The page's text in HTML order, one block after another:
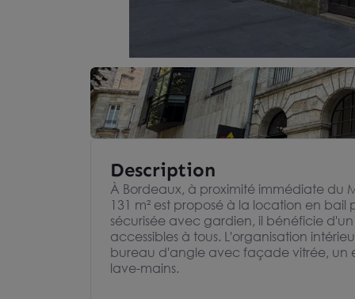
Description
À Bordeaux, à proximité immédiate du
131 m² est proposé à la location en
sécurisée avec gardien, il bénéficie
accessibles à tous. L'organisation
bureau d'angle avec façade vitrée, un
lave-mains.